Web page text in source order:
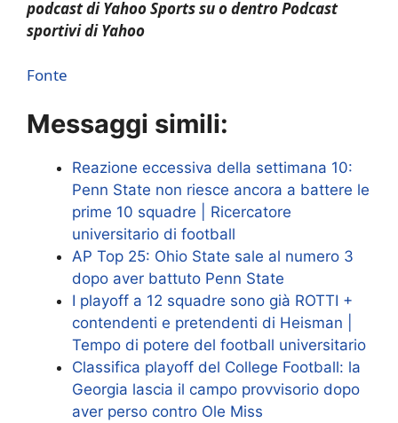
podcast di Yahoo Sports suo dentroPodcast
sportivi di Yahoo
Fonte
Messaggi simili:
Reazione eccessiva della settimana 10:
Penn State non riesce ancora a battere le
prime 10 squadre | Ricercatore
universitario di football
AP Top 25: Ohio State sale al numero 3
dopo aver battuto Penn State
I playoff a 12 squadre sono già ROTTI +
contendenti e pretendenti di Heisman |
Tempo di potere del football universitario
Classifica playoff del College Football: la
Georgia lascia il campo provvisorio dopo
aver perso contro Ole Miss